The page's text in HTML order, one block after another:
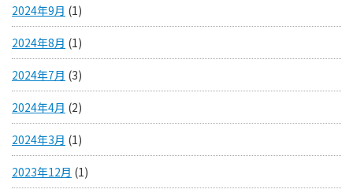
2024年9月 (1)
2024年8月 (1)
2024年7月 (3)
2024年4月 (2)
2024年3月 (1)
2023年12月 (1)